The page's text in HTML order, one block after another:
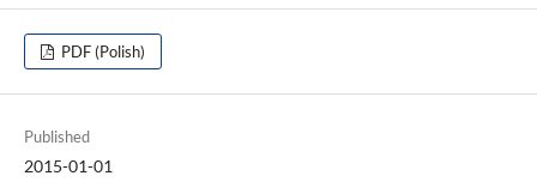
PDF (Polish)
Published
2015-01-01